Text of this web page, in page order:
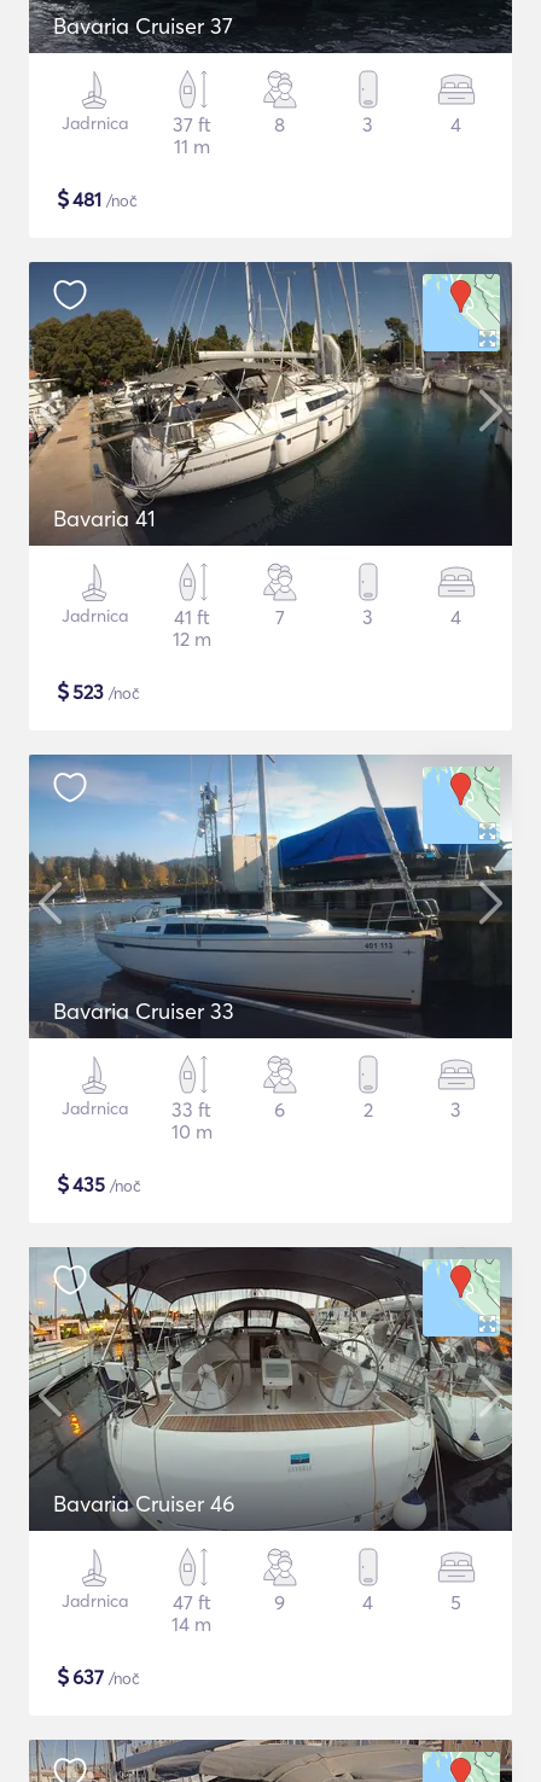
Bavaria Cruiser 37
Jadrnica
37 ft
11 m
8 3 4
$481 /noč
Bavaria 41
Jadrnica
41 ft
12 m
7 3 4
$523 /noč
Bavaria Cruiser 33
Jadrnica
33 ft
10 m
6 2 3
$435 /noč
Bavaria Cruiser 46
Jadrnica
47 ft
14 m
9 4 5
$637 /noč